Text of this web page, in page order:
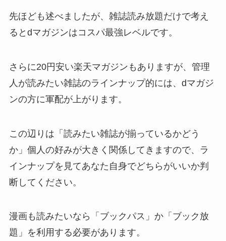
先ほども述べましたが、雑誌読み放題だけで考え
るとdマガジンはコスパ最強レベルです。
さらに20円安い楽天マガジンもありますが、管理
人が読みたい雑誌のラインナップ的には、dマガジ
ンの方に軍配が上がります。
この辺りは「読みたい雑誌が揃っているかどう
か」個人の好みが大きく関係してきますので、ラ
インナップを見てあなた自身でどちらがいいか判
断してください。
漫画も読みたいなら「ブックパス」か「ブック放
題」を利用する必要があります。